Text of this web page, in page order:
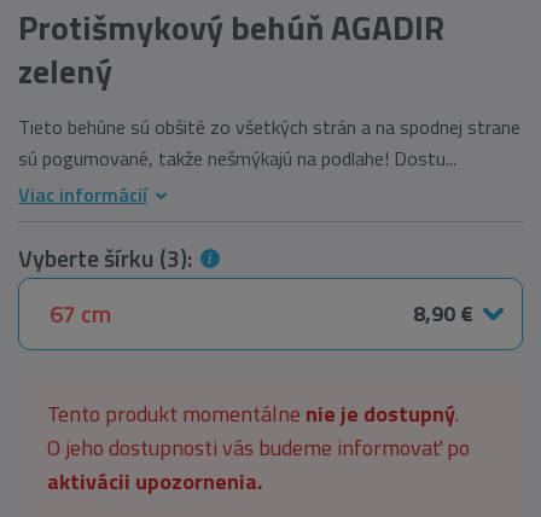
Protišmykový behúň AGADIR
zelený
Tieto behúne sú obšité zo všetkých strán a na spodnej strane
sú pogumované, takže nešmýkajú na podlahe! Dostu...
Viac informácií
Vyberte šírku (3):
67 cm
8,90 €
Tento produkt momentálne nie je dostupný.
O jeho dostupnosti vás budeme informovať po
aktivácii upozornenia.